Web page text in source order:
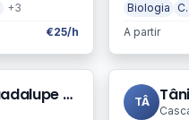
+3
€25/h
Biologia
A partir
Maria Guadalupe Cabral Lopes TÂ